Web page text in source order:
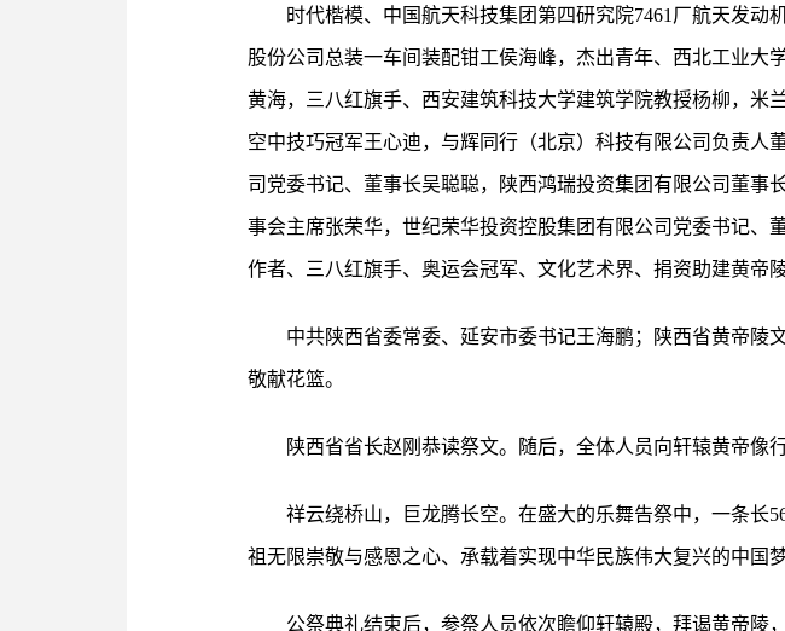
时代楷模、中国航天科技集团第四研究院7461厂航天发
股份公司总装一车间装配钳工侯海峰，杰出青年、西北工业
黄海，三八红旗手、西安建筑科技大学建筑学院教授杨柳，米
空中技巧冠军王心迪，与辉同行（北京）科技有限公司负责
司党委书记、董事长吴聪聪，陕西鸿瑞投资集团有限公司董
事会主席张荣华，世纪荣华投资控股集团有限公司党委书记、
作者、三八红旗手、奥运会冠军、文化艺术界、捐资助建黄帝
中共陕西省委常委、延安市委书记王海鹏；陕西省黄帝陵
敬献花篮。
陕西省省长赵刚恭读祭文。随后，全体人员向轩辕黄帝像
祥云绕桥山，巨龙腾长空。在盛大的乐舞告祭中，一条长
祖无限崇敬与感恩之心、承载着实现中华民族伟大复兴的中国
公祭典礼结束后，参祭人员依次瞻仰轩辕殿，拜谒黄帝陵